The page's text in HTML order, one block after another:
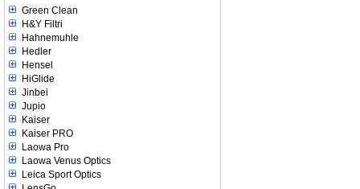
Green Clean
H&Y Filtri
Hahnemuhle
Hedler
Hensel
HiGlide
Jinbei
Jupio
Kaiser
Kaiser PRO
Laowa Pro
Laowa Venus Optics
Leica Sport Optics